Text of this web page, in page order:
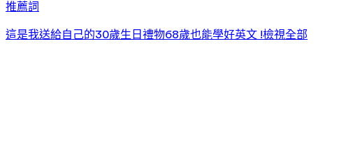
推薦詞
這是我送給自己的30歲生日禮物68歲也能學好英文 !檢視全部